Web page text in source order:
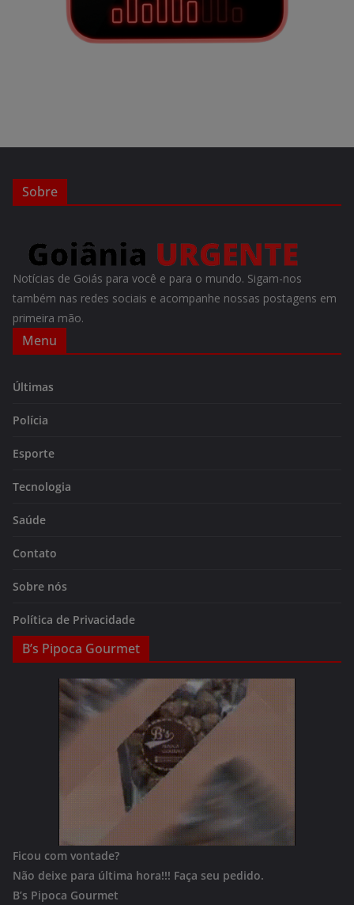
Sobre
Notícias de Goiás para você e para o mundo. Sigam-nos
também nas redes sociais e acompanhe nossas postagens em
primeira mão.
Menu
Últimas
Polícia
Esporte
Tecnologia
Saúde
Contato
Sobre nós
Política de Privacidade
B’s Pipoca Gourmet
Ficou com vontade?
Não deixe para última hora!!! Faça seu pedido.
B’s Pipoca Gourmet